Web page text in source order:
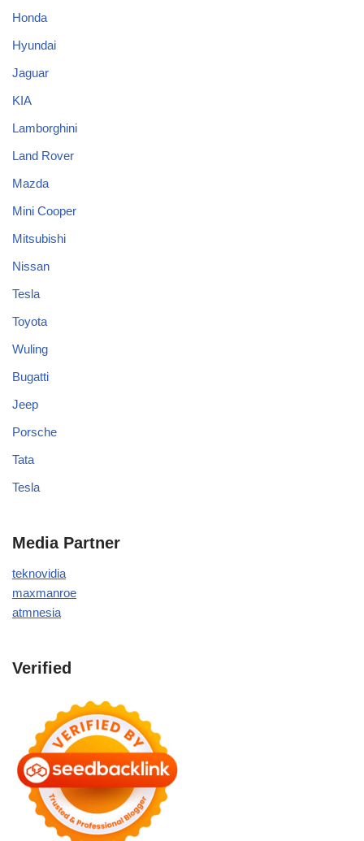
Honda
Hyundai
Jaguar
KIA
Lamborghini
Land Rover
Mazda
Mini Cooper
Mitsubishi
Nissan
Tesla
Toyota
Wuling
Bugatti
Jeep
Porsche
Tata
Tesla
Media Partner
teknovidia
maxmanroe
atmnesia
Verified